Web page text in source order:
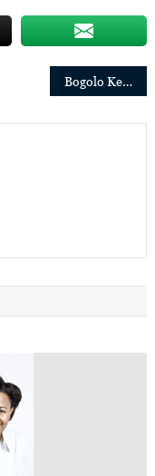
Bogolo Kenewendo,35ans, nommée première Directrice Afrique des champions de haut niveau de l’ONU pour le changement climatique